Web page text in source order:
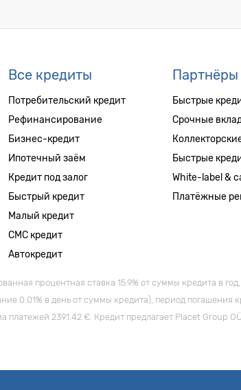
Все кредиты
Потребительский кредит
Рефинансирование
Бизнес-кредит
Ипотечный заём
Кредит под залог
Быстрый кредит
Малый кредит
СМС кредит
Автокредит
Партнёры
Быстрые
Срочные
Быстрые
White-label &
Платёжные
процентная ставка 15.9% от суммы кредита в год,
0.01% в день от суммы кредита), период погашения
2391.42 €. Кредит предлагает Placet Group